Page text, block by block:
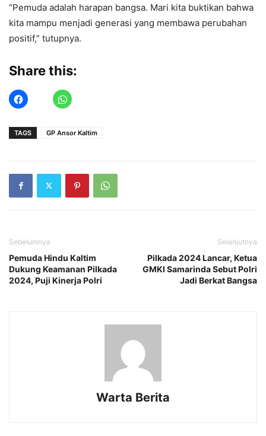
“Pemuda adalah harapan bangsa. Mari kita buktikan bahwa
kita mampu menjadi generasi yang membawa perubahan
positif,” tutupnya.
Share this:
TAGS GP Ansor Kaltim
Sebelumnya
Pemuda Hindu Kaltim
Dukung Keamanan Pilkada
2024, Puji Kinerja Polri
Selanjutnya
Pilkada 2024 Lancar, Ketua
GMKI Samarinda Sebut Polri
Jadi Berkat Bangsa
Warta Berita